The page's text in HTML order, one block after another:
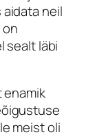
neil
sealt läbi
enamik
meist oli